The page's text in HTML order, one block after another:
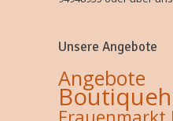
Unsere Angebote
Angebote
Frauenmarkt